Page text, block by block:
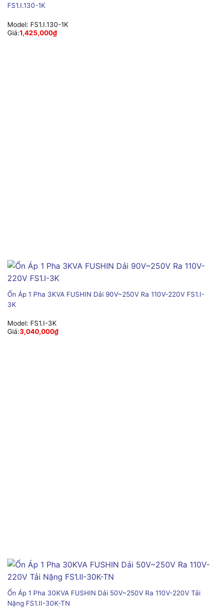
FS1.I.130-1K
Model: FS1.I.130-1K
Giá:1,425,000₫
Ổn Áp 1 Pha 3KVA FUSHIN Dải 90V~250V Ra 110V-220V FS1.I-
3K
Model: FS1.I-3K
Giá:3,040,000₫
Ổn Áp 1 Pha 30KVA FUSHIN Dải 50V~250V Ra 110V-220V Tải
Nặng FS1.II-30K-TN